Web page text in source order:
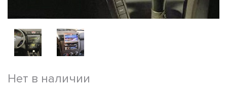
Нет в наличии